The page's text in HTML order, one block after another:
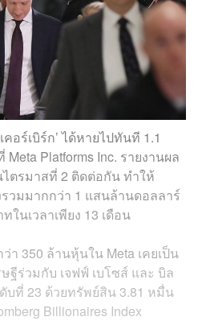
อร์เบิร์ก’ ได้หายไปทันที 1.1
Platforms Inc. รายงานผล
ตรมาสที่ 2 ติดต่อกัน ทำให้
วมมากกว่า 1 แสนล้านดอลลาร์
นเวลาเพียง 13 เดือน
า 350 ล้านหุ้นใน Meta เคยเป็น
ฐีร่วมกับ เจฟฟ์ เบโซส์ และ บิล
บที่ 23 ด้วยทรัพย์สิน 3.81 หมื่น
Billionaires Index